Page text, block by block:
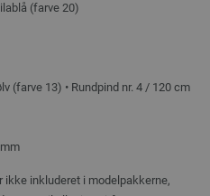
(farve 20)
(farve 13) • Rundpind nr. 4 / 120 cm
ikke inkluderet i modelpakkerne,